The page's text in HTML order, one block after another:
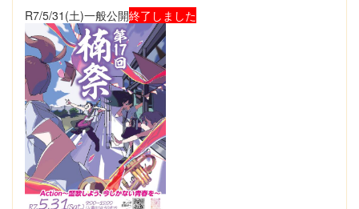
R7/5/31(土)一般公開終了しました